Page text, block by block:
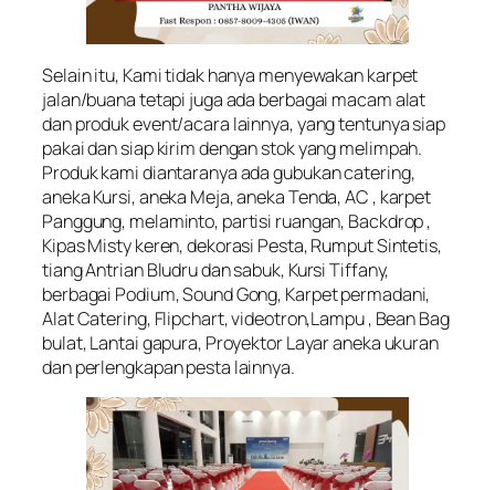
Selain itu, Kami tidak hanya menyewakan karpet
jalan/buana tetapi juga ada berbagai macam alat
dan produk event/acara lainnya, yang tentunya siap
pakai dan siap kirim dengan stok yang melimpah.
Produk kami diantaranya ada gubukan catering,
aneka Kursi, aneka Meja, aneka Tenda, AC , karpet
Panggung, melaminto, partisi ruangan, Backdrop ,
Kipas Misty keren, dekorasi Pesta, Rumput Sintetis,
tiang Antrian Bludru dan sabuk, Kursi Tiffany,
berbagai Podium, Sound Gong, Karpet permadani,
Alat Catering, Flipchart, videotron,Lampu , Bean Bag
bulat, Lantai gapura, Proyektor Layar aneka ukuran
dan perlengkapan pesta lainnya.